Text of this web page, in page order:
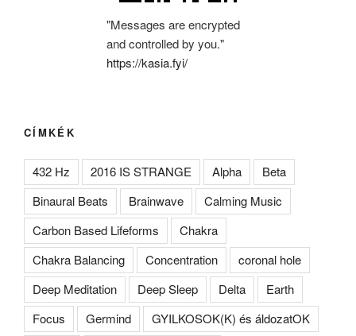
"Messages are encrypted
and controlled by you."
https://kasia.fyi/
CÍMKÉK
432 Hz 2016 IS STRANGE Alpha
Beta
Binaural Beats
Brainwave
Calming Music
Carbon Based Lifeforms
Chakra
Chakra Balancing
Concentration
coronal hole
Deep Meditation
Deep Sleep Delta
Earth
Focus
Germind GYILKOSOK(K) és áldozatOK